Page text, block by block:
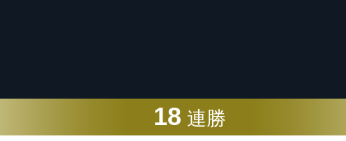
18 連勝